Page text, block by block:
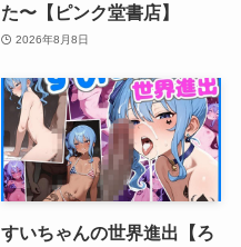
た〜【ピンク堂書店】
2026年8月8日
すいちゃんの世界進出【ろ